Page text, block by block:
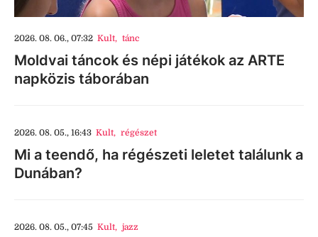
2026. 08. 06., 07:32 Kult, tánc
Moldvai táncok és népi játékok az ARTE
napközis táborában
2026. 08. 05., 16:43 Kult, régészet
Mi a teendő, ha régészeti leletet találunk a
Dunában?
2026. 08. 05., 07:45 Kult, jazz